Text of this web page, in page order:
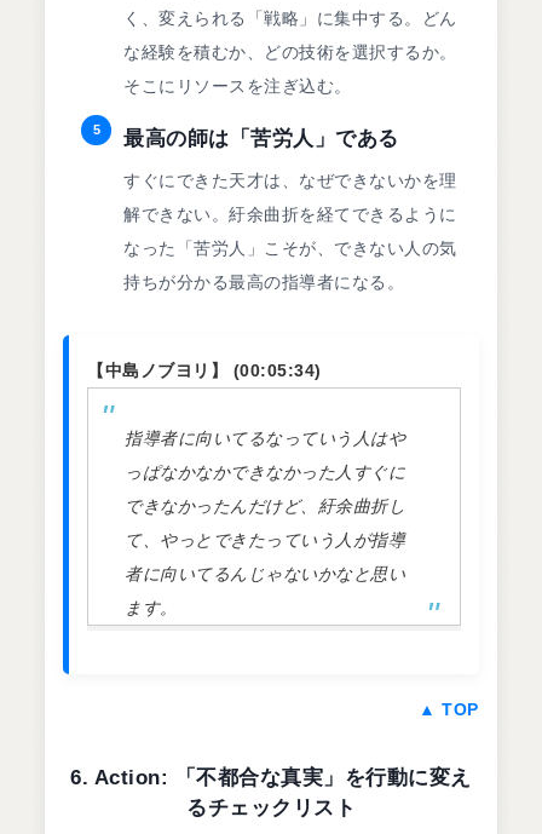
く、変えられる「戦略」に集中する。どん
な経験を積むか、どの技術を選択するか。
そこにリソースを注ぎ込む。
5 最高の師は「苦労人」である
すぐにできた天才は、なぜできないかを理
解できない。紆余曲折を経てできるように
なった「苦労人」こそが、できない人の気
持ちが分かる最高の指導者になる。
【中島ノブヨリ】 (00:05:34)
指導者に向いてるなっていう人はや
っぱなかなかできなかった人すぐに
できなかったんだけど、紆余曲折し
て、やっとできたっていう人が指導
者に向いてるんじゃないかなと思い
ます。
▲ TOP
6. Action: 「不都合な真実」を行動に変え
るチェックリスト